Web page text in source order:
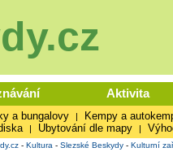
Aktivita
a bungalovy | Kempy a
| Ubytování dle mapy |
- Kultura - Slezské Beskydy - Kulturní